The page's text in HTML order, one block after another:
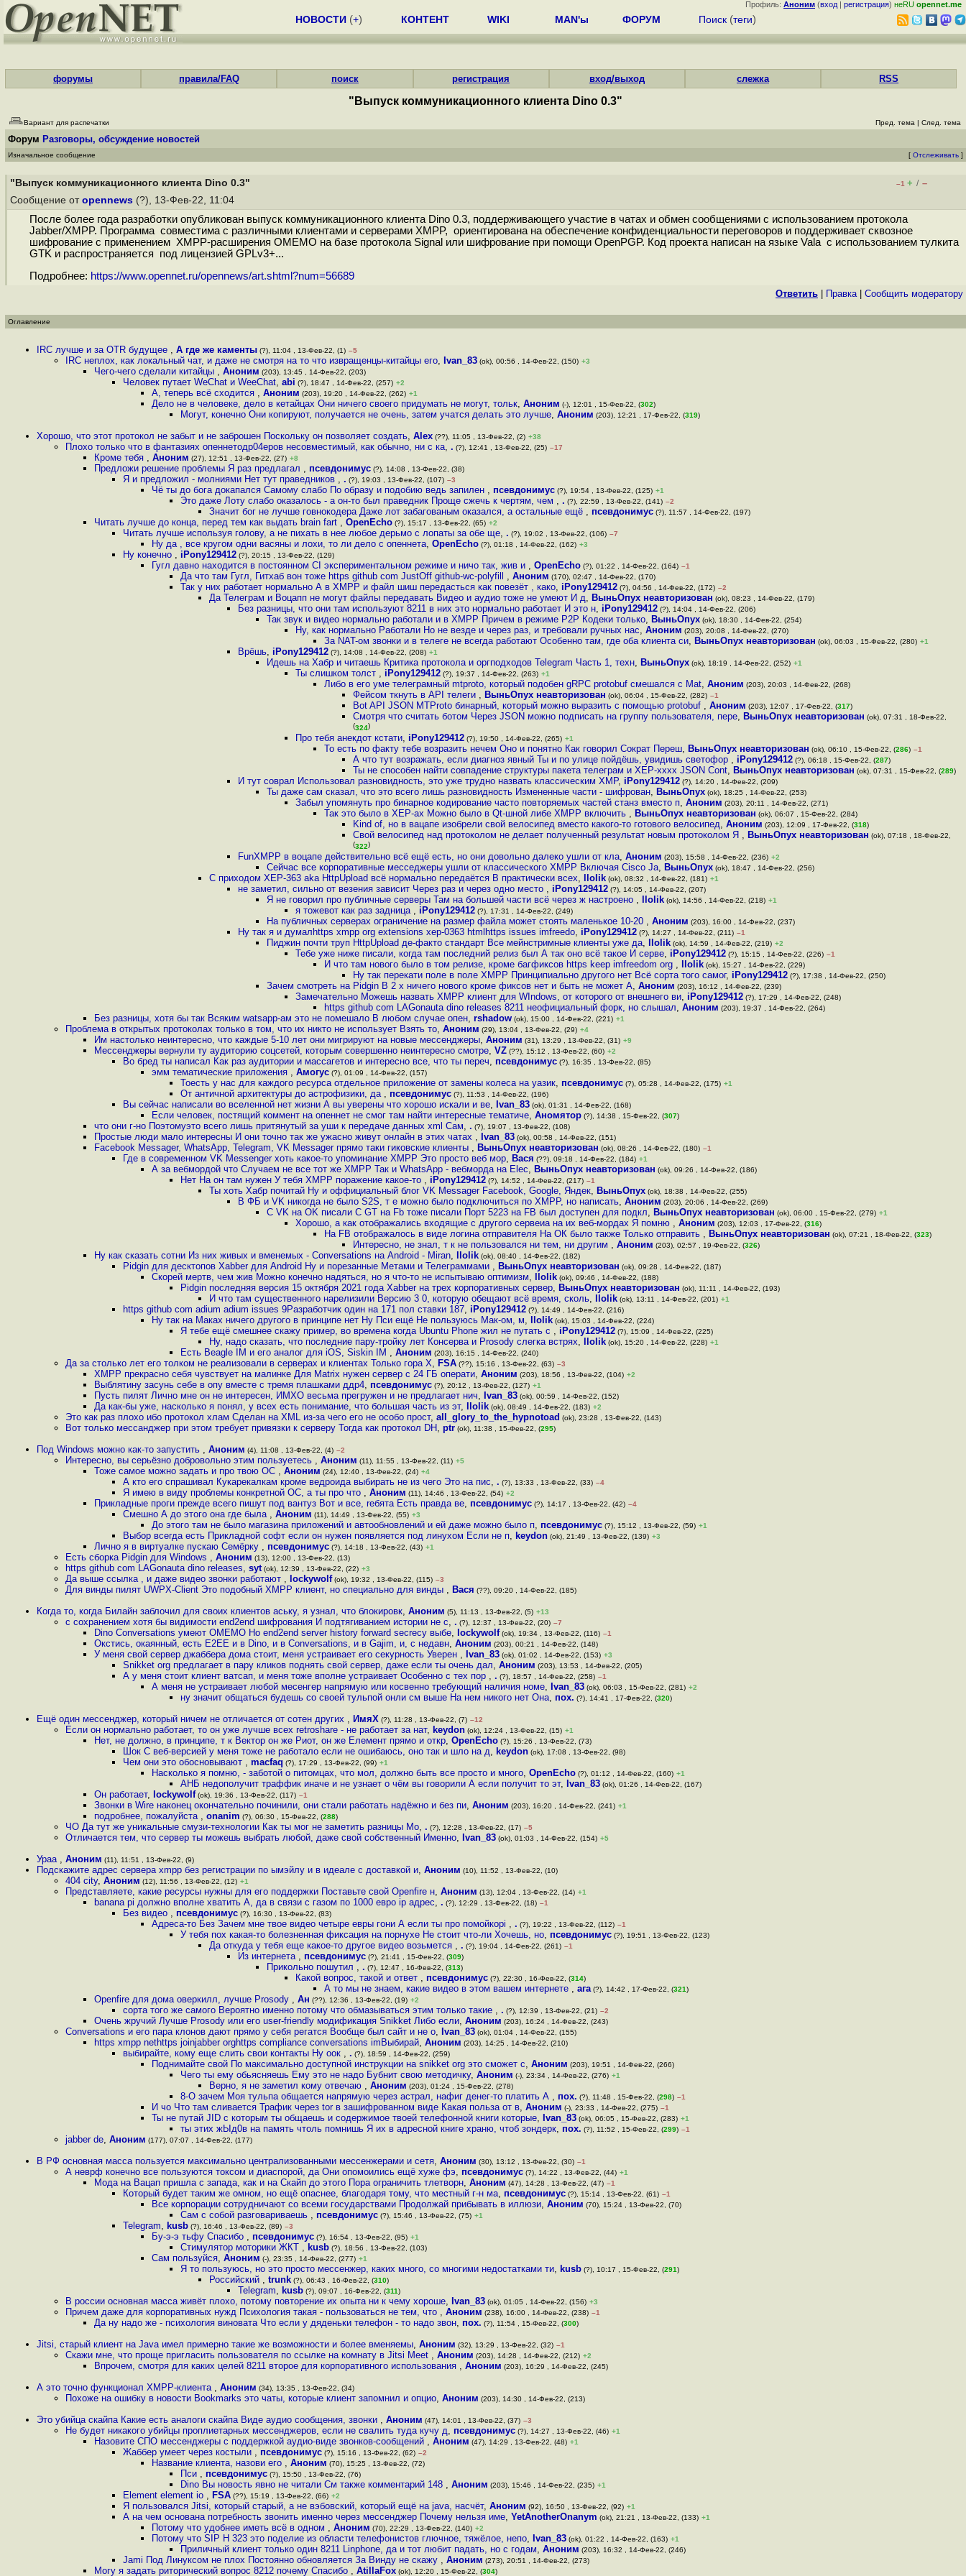
Профиль: Аноним (вход | регистрация) неRU opennet.me
НОВОСТИ (+) КОНТЕНТ WIKI MAN'ы ФОРУМ Поиск (теги)
форумы правила/FAQ поиск регистрация вход/выход слежка RSS
"Выпуск коммуникационного клиента Dino 0.3"
Вариант для распечатки Пред. тема | След. тема
Форум Разговоры, обсуждение новостей
Изначальное сообщение [ Отслеживать ]
"Выпуск коммуникационного клиента Dino 0.3" –1 + / –
Сообщение от opennews (?), 13-Фев-22, 11:04
После более года разработки опубликован выпуск коммуникационного клиента Dino 0.3, поддерживающего участие в чатах и обмен сообщениями с использованием протокола
Jabber/XMPP. Программа совместима с различными клиентами и серверами XMPP, ориентирована на обеспечение конфиденциальности переговоров и поддерживает сквозное
шифрование с применением XMPP-расширения OMEMO на базе протокола Signal или шифрование при помощи OpenPGP. Код проекта написан на языке Vala с использованием тулкита
GTK и распространяется под лицензией GPLv3+...
Подробнее: https://www.opennet.ru/opennews/art.shtml?num=56689
Ответить Правка| Cообщить модератору
Оглавление
IRC лучше и за OTR будущее , А где же каменты (?), 11:04 , 13-Фев-22, (1) –5
IRC неплох, как локальный чат, и даже не смотря на то что извращенцы-китайцы его, Ivan_83 (ok), 00:56 , 14-Фев-22, (150) +3
Чего-чего сделали китайцы , Аноним (203), 13:45 , 14-Фев-22, (203)
Человек путает WeChat и WeeChat, abi (?), 18:47 , 14-Фев-22, (257) +2
А, теперь всё сходится , Аноним (203), 19:20 , 14-Фев-22, (262) +1
Дело не в человеке, дело в кетайцах Они ничего своего придумать не могут, тольк, Аноним (-), 12:01 , 15-Фев-22, (302)
Могут, конечно Они копируют, получается не очень, затем учатся делать это лучше, Аноним (203), 12:21 , 17-Фев-22, (319)
Хорошо, что этот протокол не забыт и не заброшен Поскольку он позволяет создать, Alex (??), 11:05 , 13-Фев-22, (2) +38
Плохо только что в фантазиях опеннетодр04eров несовместимый, как обычно, ни с ка, . (?), 12:41 , 13-Фев-22, (25) –17
Кроме тебя , Аноним (27), 12:51 , 13-Фев-22, (27) +8
Предложи решение проблемы Я раз предлагал , псевдонимус (?), 14:08 , 13-Фев-22, (38)
Я и предложил - молниями Нет тут праведников , . (?), 19:03 , 13-Фев-22, (107) –3
Чё ты до бога докапался Самому слабо По образу и подобию ведь запилен , псевдонимус (?), 19:54 , 13-Фев-22, (125) +1
Это даже Лоту слабо оказалось - а он-то был праведник Проще сжечь к чертям, чем , . (?), 22:59 , 13-Фев-22, (141) –2
Значит бог не лучше говнокодера Даже лот забагованым оказался, а остальные ещё , псевдонимус (?), 11:57 , 14-Фев-22, (197)
Читать лучше до конца, перед тем как выдать brain fart , OpenEcho (?), 15:17 , 13-Фев-22, (65) +2
Читать лучше используя голову, а не пихать в нее любое дерьмо с лопаты за обе ще, . (?), 19:02 , 13-Фев-22, (106) –7
Ну да , все кругом одни васяны и лохи, то ли дело с опеннета, OpenEcho (?), 01:18 , 14-Фев-22, (162) +3
Ну конечно , iPony129412 (?), 20:15 , 13-Фев-22, (129)
Гугл давно находится в постоянном CI экспериментальном режиме и ничо так, жив и , OpenEcho (?), 01:22 , 14-Фев-22, (164) –1
Да что там Гугл, Гитхаб вон тоже https github com JustOff github-wc-polyfill , Аноним (170), 02:47 , 14-Фев-22, (170)
Так у них работает нормально А в XMPP и файл шиш передасться как повезёт , како, iPony129412 (?), 04:56 , 14-Фев-22, (172) –2
Да Телеграм и Воцапп не могут файлы передавать Видео и аудио тоже не умеют И д, ВыньОпух неавторизован (ok), 08:23 , 14-Фев-22, (179)
Без разницы, что они там используют 8211 в них это нормально работает И это н, iPony129412 (?), 14:04 , 14-Фев-22, (206)
Так звук и видео нормально работали и в XMPP Причем в режиме P2P Кодеки только, ВыньОпух (ok), 18:30 , 14-Фев-22, (254)
Ну, как нормально Работали Но не везде и через раз, и требовали ручных нас, Аноним (203), 20:08 , 14-Фев-22, (270)
За NAT-ом звонки и в телеге не всегда работают Особенно там, где оба клиента си, ВыньОпух неавторизован (ok), 06:03 , 15-Фев-22, (280) +1
Врёшь, iPony129412 (?), 14:08 , 14-Фев-22, (208) +1
Идешь на Хабр и читаешь Критика протокола и оргподходов Telegram Часть 1, техн, ВыньОпух (ok), 18:19 , 14-Фев-22, (252) +1
Ты слишком толст , iPony129412 (?), 19:37 , 14-Фев-22, (263) +1
Либо в его уме телеграмный mtproto, который подобен gRPC protobuf смешался с Mat, Аноним (203), 20:03 , 14-Фев-22, (268)
Фейсом ткнуть в API телеги , ВыньОпух неавторизован (ok), 06:04 , 15-Фев-22, (282) –1
Bot API JSON MTProto бинарный, который можно выразить с помощью protobuf , Аноним (203), 12:07 , 17-Фев-22, (317)
Смотря что считать ботом Через JSON можно подписать на группу пользователя, пере, ВыньОпух неавторизован (ok), 07:31 , 18-Фев-22,
(324)
Про тебя анекдот кстати, iPony129412 (?), 19:50 , 14-Фев-22, (265) +1
То есть по факту тебе возразить нечем Оно и понятно Как говорил Сократ Переш, ВыньОпух неавторизован (ok), 06:10 , 15-Фев-22, (286) –1
А что тут возражать, если диагноз явный Ты и по улице пойдёшь, увидишь светофор , iPony129412 (?), 06:18 , 15-Фев-22, (287)
Ты не способен найти совпадение структуры пакета телеграм и XEP-xxxx JSON Cont, ВыньОпух неавторизован (ok), 07:31 , 15-Фев-22, (289)
И тут соврал Использовал разновидность, это уже трудно назвать классическим XMP, iPony129412 (?), 14:20 , 14-Фев-22, (209)
Ты даже сам сказал, что это всего лишь разновидность Измененные части - шифрован, ВыньОпух (ok), 18:25 , 14-Фев-22, (253)
Забыл упомянуть про бинарное кодирование часто повторяемых частей станз вместо п, Аноним (203), 20:11 , 14-Фев-22, (271)
Так это было в XEP-ах Можно было в Qt-шной либе XMPP включить , ВыньОпух неавторизован (ok), 06:07 , 15-Фев-22, (284)
Kind of, но в вацапе изобрели свой велосипед вместо какого-то готового велосипед, Аноним (203), 12:09 , 17-Фев-22, (318)
Свой велосипед над протоколом не делает полученный результат новым протоколом Я , ВыньОпух неавторизован (ok), 07:18 , 18-Фев-22,
(322)
FunXMPP в воцапе действительно всё ещё есть, но они довольно далеко ушли от кла, Аноним (203), 15:58 , 14-Фев-22, (236) +2
Сейчас все корпоративные месседжеры ушли от классического XMPP Включая Cisco Ja, ВыньОпух (ok), 18:47 , 14-Фев-22, (256)
С приходом XEP-363 aka HttpUpload всё нормально передаётся В практически всех, llolik (ok), 08:32 , 14-Фев-22, (181) +1
не заметил, сильно от везения зависит Через раз и через одно место , iPony129412 (?), 14:05 , 14-Фев-22, (207)
Я не говорил про публичные серверы Там на большей части всё через ж настроено , llolik (ok), 14:56 , 14-Фев-22, (218) +1
я тожевот как раз задница , iPony129412 (?), 17:31 , 14-Фев-22, (249)
На публичных серверах ограничение на размер файла может стоять маленькое 10-20 , Аноним (203), 16:00 , 14-Фев-22, (237)
Ну так я и думалhttps xmpp org extensions xep-0363 htmlhttps issues imfreedo, iPony129412 (?), 14:27 , 14-Фев-22, (211) –1
Пиджин почти труп HttpUpload де-факто стандарт Все мейнстримные клиенты уже да, llolik (ok), 14:59 , 14-Фев-22, (219) +2
Тебе уже ниже писали, когда там последний релиз был А так оно всё такое И серве, iPony129412 (?), 15:15 , 14-Фев-22, (226) –1
И что там нового было в том релизе, кроме багфиксов https keep imfreedom org , llolik (ok), 15:27 , 14-Фев-22, (229)
Ну так перекати поле в поле XMPP Принципиально другого нет Всё сорта того самог, iPony129412 (?), 17:38 , 14-Фев-22, (250)
Зачем смотреть на Pidgin В 2 x ничего нового кроме фиксов нет и быть не может А, Аноним (203), 16:12 , 14-Фев-22, (239)
Замечательно Можешь назвать XMPP клиент для WIndows, от которого от внешнего ви, iPony129412 (?), 17:29 , 14-Фев-22, (248)
https github com LAGonauta dino releases 8211 неофициальный форк, но слышал, Аноним (203), 19:37 , 14-Фев-22, (264)
Без разницы, хотя бы так Всяким watsapp-ам это не помешало В любом случае опен, rshadow (ok), 15:00 , 14-Фев-22, (221) +1
Проблема в открытых протоколах только в том, что их никто не использует Взять то, Аноним (29), 13:04 , 13-Фев-22, (29) +4
Им настолько неинтересно, что каждые 5-10 лет они мигрируют на новые мессенджеры, Аноним (31), 13:29 , 13-Фев-22, (31) +9
Мессенджеры вернули ту аудиторию соцсетей, которым совершенно неинтересно смотре, VZ (??), 15:12 , 13-Фев-22, (60) +2
Во бред ты написал Как раз аудитории и массагетов и интересно все, что ты переч, псевдонимус (?), 16:35 , 13-Фев-22, (85)
эмм тематические приложения , Амогус (?), 01:09 , 14-Фев-22, (157)
Тоесть у нас для каждого ресурса отдельное приложение от замены колеса на уазик, псевдонимус (?), 05:28 , 14-Фев-22, (175) +1
От античной архитектуры до астрофизики, да , псевдонимус (?), 11:53 , 14-Фев-22, (196)
Вы сейчас написали во вселенной нет жизни А вы уверены что хорошо искали и ве, Ivan_83 (ok), 01:31 , 14-Фев-22, (168)
Если человек, постящий коммент на опеннет не смог там найти интересные тематиче, Аномятор (?), 14:38 , 15-Фев-22, (307)
что они г-но Поэтомуэто всего лишь притянутый за уши к передаче данных xml Сам, . (?), 19:07 , 13-Фев-22, (108)
Простые люди мало интересны И они точно так же ужасно живут онлайн в этих чатах , Ivan_83 (ok), 00:58 , 14-Фев-22, (151)
Facebook Messager, WhatsApp, Telegram, VK Messager прямо таки гиковские клиенты , ВыньОпух неавторизован (ok), 08:26 , 14-Фев-22, (180) –1
Где в современном VK Messenger хоть какое-то упоминание XMPP Это просто веб мор, Вася (??), 09:18 , 14-Фев-22, (184) +1
А за вебмордой что Случаем не все тот же XMPP Так и WhatsApp - вебморда на Elec, ВыньОпух неавторизован (ok), 09:26 , 14-Фев-22, (186)
Нет На он там нужен У тебя XMPP поражение какое-то , iPony129412 (?), 14:52 , 14-Фев-22, (217) –1
Ты хоть Хабр почитай Ну и оффициальный блог VK Messager Facebook, Google, Яндек, ВыньОпух (ok), 18:38 , 14-Фев-22, (255)
В ФБ и VK никогда не было S2S, т е можно было подключиться по XMPP, но написать, Аноним (203), 20:06 , 14-Фев-22, (269)
C VK на OK писали С GT на Fb тоже писали Порт 5223 на FB был доступен для подкл, ВыньОпух неавторизован (ok), 06:00 , 15-Фев-22, (279) +1
Хорошо, а как отображались входящие с другого сервеиа на их веб-мордах Я помню , Аноним (203), 12:03 , 17-Фев-22, (316)
На FB отображалось в виде логина отправителя На ОК было также Только отправить , ВыньОпух неавторизован (ok), 07:21 , 18-Фев-22, (323)
Интересно, не знал, т к не пользовался ни тем, ни другим , Аноним (203), 02:57 , 19-Фев-22, (326)
Ну как сказать сотни Из них живых и вменемых - Conversations на Android - Miran, llolik (ok), 08:40 , 14-Фев-22, (182)
Pidgin для десктопов Xabber для Android Ну и порезанные Метами и Телеграммами , ВыньОпух неавторизован (ok), 09:28 , 14-Фев-22, (187)
Скорей мертв, чем жив Можно конечно надяться, но я что-то не испытываю оптимизм, llolik (ok), 09:46 , 14-Фев-22, (188)
Pidgin последняя версия 15 октября 2021 года Xabber на трех корпоративных сервер, ВыньОпух неавторизован (ok), 11:11 , 14-Фев-22, (193)
И что там существенного нарелизили Версию 3 0, которую обещают всё время, сколь, llolik (ok), 13:11 , 14-Фев-22, (201) +1
https github com adium adium issues 9Разработчик один на 171 пол ставки 187, iPony129412 (?), 14:49 , 14-Фев-22, (216)
Ну так на Маках ничего другого в принципе нет Ну Пси ещё Не пользуюсь Мак-ом, м, llolik (ok), 15:03 , 14-Фев-22, (224)
Я тебе ещё смешнее скажу пример, во времена когда Ubuntu Phone жил не путать с , iPony129412 (?), 15:09 , 14-Фев-22, (225)
Ну, надо сказать, что последние пару-тройку лет Консерва и Prosody слегка встрях, llolik (ok), 15:20 , 14-Фев-22, (228) +1
Есть Beagle IM и его аналог для iOS, Siskin IM , Аноним (203), 16:15 , 14-Фев-22, (240)
Да за столько лет его толком не реализовали в серверах и клиентах Только гора X, FSA (??), 15:16 , 13-Фев-22, (63) –3
XMPP прекрасно себя чувствует на малинке Для Matrix нужен сервер с 24 ГБ операти, Аноним (203), 18:56 , 13-Фев-22, (104) +2
Выблятину засунь себе в опу вместе с тремя плашками ддр4, псевдонимус (?), 20:12 , 13-Фев-22, (127) +1
Пусть пилят Лично мне он не интересен, ИМХО весьма прегружен и не предлагает нич, Ivan_83 (ok), 00:59 , 14-Фев-22, (152)
Да как-бы уже, насколько я понял, у всех есть понимание, что большая часть из эт, llolik (ok), 08:49 , 14-Фев-22, (183) +2
Это как раз плохо ибо протокол хлам Сделан на XML из-за чего его не особо прост, all_glory_to_the_hypnotoad (ok), 23:28 , 13-Фев-22, (143)
Вот только мессанджер при этом требует привязки к серверу Тогда как протокол DH, ptr (ok), 11:38 , 15-Фев-22, (295)
Под Windows можно как-то запустить , Аноним (4), 11:08 , 13-Фев-22, (4) –2
Интересно, вы серьёзно добровольно этим пользуетесь , Аноним (11), 11:55 , 13-Фев-22, (11) +5
Тоже самое можно задать и про твою ОС , Аноним (24), 12:40 , 13-Фев-22, (24) +4
А кто его спрашивал Кукарекалкам кроме ведроида выбирать не из чего Это на пис, . (?), 13:33 , 13-Фев-22, (33) –4
Я имею в виду проблемы конкретной ОС, а ты про что , Аноним (11), 14:46 , 13-Фев-22, (54) +2
Прикладные проги прежде всего пишут под вантуз Вот и все, rебята Есть правда ве, псевдонимус (?), 14:17 , 13-Фев-22, (42) –4
Смешно А до этого она где была , Аноним (11), 14:49 , 13-Фев-22, (55) +3
До этого там не было магазина приложений и автообновлений и ей даже можно было п, псевдонимус (?), 15:12 , 13-Фев-22, (59) +1
Выбор всегда есть Прикладной софт если он нужен появляется под линухом Если не п, keydon (ok), 21:49 , 13-Фев-22, (139) +3
Лично я в виртуалке пускаю Семёрку , псевдонимус (?), 14:18 , 13-Фев-22, (43) +1
Есть сборка Pidgin для Windows , Аноним (13), 12:00 , 13-Фев-22, (13)
https github com LAGonauta dino releases, syt (ok), 12:39 , 13-Фев-22, (22) +3
Да выше ссылка , и даже видео звонки работают , lockywolf(ok), 19:32 , 13-Фев-22, (115) –3
Для винды пилят UWPX-Client Это подобный XMPP клиент, но специально для винды , Вася (??), 09:20 , 14-Фев-22, (185)
Когда то, когда Билайн заблочил для своих клиентов аську, я узнал, что блокировк, Аноним (5), 11:13 , 13-Фев-22, (5) +13
с сохранением хотя бы видимости end2end шифрования И подтягиванием истории не с, . (?), 12:37 , 13-Фев-22, (20) –7
Dino Conversations умеют OMEMO Но end2end server history forward secrecy выбе, lockywolf(ok), 19:34 , 13-Фев-22, (116) –1
Окстись, окаянный, есть E2EE и в Dino, и в Conversations, и в Gajim, и, с недавн, Аноним (203), 00:21 , 14-Фев-22, (148)
У меня свой сервер джаббера дома стоит, меня устраивает его секурность Уверен , Ivan_83 (ok), 01:02 , 14-Фев-22, (153) +3
Snikket org предлагает в пару кликов поднять свой сервер, даже если ты очень дал, Аноним (203), 13:53 , 14-Фев-22, (205)
А у меня стоит клиент ватсап, и меня тоже вполне устраивает Особенно с тех пор , . (?), 18:57 , 14-Фев-22, (258) –1
А меня не устраивает любой месенгер напрямую или косвенно требующий наличия номе, Ivan_83 (ok), 06:03 , 15-Фев-22, (281) +2
ну значит общаться будешь со своей тульпой онли см выше На нем никого нет Она, пох. (?), 14:41 , 17-Фев-22, (320)
Ещё один мессенджер, который ничем не отличается от сотен других , ИмяХ (?), 11:28 , 13-Фев-22, (7) –12
Если он нормально работает, то он уже лучше всех retroshare - не работает за нат, keydon (ok), 12:24 , 13-Фев-22, (15) +1
Нет, не должно, в принципе, т к Вектор он же Риот, он же Елемент прямо и откр, OpenEcho (?), 15:26 , 13-Фев-22, (73)
Шок С веб-версией у меня тоже не работало если не ошибаюсь, оно так и шло на д, keydon (ok), 17:08 , 13-Фев-22, (98)
Чем они это обосновывают , macfaq (?), 17:29 , 13-Фев-22, (99) +1
Насколько я помню, - заботой о питомцах, что мол, должно быть все просто и много, OpenEcho (?), 01:12 , 14-Фев-22, (160) +1
АНБ недополучит траффик иначе и не узнает о чём вы говорили А если получит то эт, Ivan_83 (ok), 01:26 , 14-Фев-22, (167)
Он работает, lockywolf(ok), 19:36 , 13-Фев-22, (117) –1
Звонки в Wire наконец окончательно починили, они стали работать надёжно и без пи, Аноним (203), 16:20 , 14-Фев-22, (241) +1
подробнее, пожалуйста , onanim (?), 06:30 , 15-Фев-22, (288)
ЧО Да тут же уникальные смузи-технологии Как ты мог не заметить разницы Мо, . (?), 12:28 , 13-Фев-22, (17) –5
Отличается тем, что сервер ты можешь выбрать любой, даже свой собственный Именно, Ivan_83 (ok), 01:03 , 14-Фев-22, (154) +5
Ураа , Аноним (11), 11:51 , 13-Фев-22, (9)
Подскажите адрес сервера xmpp без регистрации по ымэйлу и в идеале с доставкой и, Аноним (10), 11:52 , 13-Фев-22, (10)
404 city, Аноним (12), 11:56 , 13-Фев-22, (12) +1
Представляете, какие ресурсы нужны для его поддержки Поставьте свой Openfire н, Аноним (13), 12:04 , 13-Фев-22, (14) +1
banana pi должно вполне хватить А, да в связи с газом по 1000 евро ip адрес, . (?), 12:29 , 13-Фев-22, (18) –1
Без видео , псевдонимус (?), 16:30 , 13-Фев-22, (83)
Адреса-то Без Зачем мне твое видео четыре евры гони А если ты про помойкоpi , . (?), 19:22 , 13-Фев-22, (112) –1
У тебя пох какая-то болезненная фиксация на порнухе Не стоит что-ли Хочешь, но, псевдонимус (?), 19:51 , 13-Фев-22, (123)
Да откуда у тебя еще какое-то другое видео возьмется , . (?), 19:04 , 14-Фев-22, (261) –1
Из интернета , псевдонимус (?), 21:41 , 15-Фев-22, (309)
Прикольно пошутил , . (?), 12:47 , 16-Фев-22, (313)
Какой вопрос, такой и ответ , псевдонимус (?), 22:30 , 16-Фев-22, (314)
А то мы не знаем, какие видео в этом вашем интернете , ага (?), 14:42 , 17-Фев-22, (321)
Openfire для дома оверкилл, лучше Prosody , Ан (??), 12:36 , 13-Фев-22, (19) +2
сорта того же самого Вероятно именно потому что обмазываться этим только такие , . (?), 12:39 , 13-Фев-22, (21) –2
Очень жручий Лучше Prosody или его user-friendly модификация Snikket Либо если, Аноним (203), 16:24 , 14-Фев-22, (243)
Conversations и его пара клонов дают прямо у себя регатся Вообще был сайт и не о, Ivan_83 (ok), 01:04 , 14-Фев-22, (155)
https xmpp nethttps joinjabber orghttps compliance conversations imВыбирай, Аноним (203), 14:25 , 14-Фев-22, (210)
выбирайте, кому еще слить свои контакты Ну оок , . (?), 18:59 , 14-Фев-22, (259)
Поднимайте свой По максимально доступной инструкции на snikket org это сможет с, Аноним (203), 19:51 , 14-Фев-22, (266)
Чего ты ему обьясняешь Ему это не надо Бубнит свою методичку, Аноним (-), 23:34 , 14-Фев-22, (276) +1
Верно, я не заметил кому отвечаю , Аноним (203), 01:24 , 15-Фев-22, (278)
8-O зачем Моя тульпа общается напрямую через астрал, нафиг денег-то платить А , пох. (?), 11:48 , 15-Фев-22, (298) –1
И чо Что там сливается Трафик через tor в зашифрованном виде Какая польза от в, Аноним (-), 23:33 , 14-Фев-22, (275) –1
Ты не путай JID с которым ты общаешь и содержимое твоей телефонной книги которые, Ivan_83 (ok), 06:05 , 15-Фев-22, (283) +1
ты этих жЫд0в на память чтоль помнишь Я их в адресной книге храню, чтоб зондерк, пох. (?), 11:52 , 15-Фев-22, (299) –1
jabber de, Аноним (177), 07:07 , 14-Фев-22, (177)
В РФ основная масса пользуется максимально централизованными мессенжерами и сетя, Аноним (30), 13:12 , 13-Фев-22, (30) –1
А неврф конечно все пользуются токсом и диаспорой, да Они опомоились ещё хуже фэ, псевдонимус (?), 14:22 , 13-Фев-22, (44) +1
Мода на Вацап пришла с запада, как и на Скайп до этого Пора ограничить тлетворн, Аноним (47), 14:28 , 13-Фев-22, (47) –1
Который будет таким же омном, но ещё опаснее, благодаря тому, что местный г-н ма, псевдонимус (?), 15:14 , 13-Фев-22, (61) –1
Все корпорации сотрудничают со всеми государствами Продолжай прибывать в иллюзи, Аноним (70), 15:24 , 13-Фев-22, (70)
Сам с собой разговариваешь , псевдонимус (?), 15:46 , 13-Фев-22, (75) +1
Telegram, kusb (?), 16:46 , 13-Фев-22, (89) –3
Бу-э-э тьфу Спасибо , псевдонимус (?), 16:54 , 13-Фев-22, (95) +1
Стимулятор моторики ЖКТ , kusb (?), 18:56 , 13-Фев-22, (103)
Сам пользуйся, Аноним (-), 23:35 , 14-Фев-22, (277) +1
Я то пользуюсь, но это просто мессенжер, каких много, со многими недостатками ти, kusb (?), 10:17 , 15-Фев-22, (291)
Российский , trunk (?), 06:43 , 16-Фев-22, (310)
Telegram, kusb (?), 09:07 , 16-Фев-22, (311)
В россии основная масса живёт плохо, потому повторение их опыта ни к чему хороше, Ivan_83 (ok), 01:05 , 14-Фев-22, (156) +3
Причем даже для корпоративных нужд Психология такая - пользоваться не тем, что , Аноним (238), 16:00 , 14-Фев-22, (238) –1
Да ну надо же - психология виновата Что если у дяденьки телефон - то надо звон, пох. (?), 11:54 , 15-Фев-22, (300)
Jitsi, старый клиент на Java имел примерно такие же возможности и более вменяемы, Аноним (32), 13:29 , 13-Фев-22, (32) –1
Скажи мне, что проще пригласить пользователя по ссылке на комнату в Jitsi Meet , Аноним (203), 14:28 , 14-Фев-22, (212) +2
Впрочем, смотря для каких целей 8211 второе для корпоративного использования , Аноним (203), 16:29 , 14-Фев-22, (245)
А это точно функционал ХМРР-клиента , Аноним (34), 13:35 , 13-Фев-22, (34)
Похоже на ошибку в новости Bookmarks это чаты, которые клиент запомнил и опцио, Аноним (203), 14:30 , 14-Фев-22, (213)
Это убийца скайпа Какие есть аналоги скайпа Виде аудио сообщения, звонки , Аноним (47), 14:01 , 13-Фев-22, (37) –3
Не будет никакого убийцы проплиетарных мессенджеров, если не свалить туда кучу д, псевдонимус (?), 14:27 , 13-Фев-22, (46) +1
Назовите СПО мессенджеры с поддержкой аудио-виде звонков-сообщений , Аноним (47), 14:29 , 13-Фев-22, (48) +1
Жаббер умеет через костыли , псевдонимус (?), 15:16 , 13-Фев-22, (62) –2
Название клиента, назови его , Аноним (70), 15:25 , 13-Фев-22, (72)
Пси , псевдонимус (?), 15:50 , 13-Фев-22, (76)
Dino Вы новость явно не читали См также комментарий 148 , Аноним (203), 15:46 , 14-Фев-22, (235) +1
Element element io , FSA (??), 15:19 , 13-Фев-22, (66) +2
Я пользовался Jitsi, который старый, а не вэбовский, который ещё на java, насчёт, Аноним (92), 16:50 , 13-Фев-22, (92) +1
А на чем основана потребность звонить именно через мессенджер Почему нельзя име, YetAnotherOnanym (ok), 21:21 , 13-Фев-22, (133) +1
Потому что удобнее иметь всё в одном , Аноним (70), 22:29 , 13-Фев-22, (140) +2
Потому что SIP H 323 это поделие из области телефонистов глючное, тяжёлое, непо, Ivan_83 (ok), 01:22 , 14-Фев-22, (163) +1
Приличный клиент только один 8211 Linphone, да и тот любит падать, но с годам, Аноним (203), 16:32 , 14-Фев-22, (246)
Jami Под Линуксом не плох Постоянно обновляется За Винду не скажу , Аноним (273), 20:51 , 14-Фев-22, (273)
Могу я задать риторический вопрос 8212 почему Спасибо , AtillaFox (ok), 12:20 , 15-Фев-22, (304)